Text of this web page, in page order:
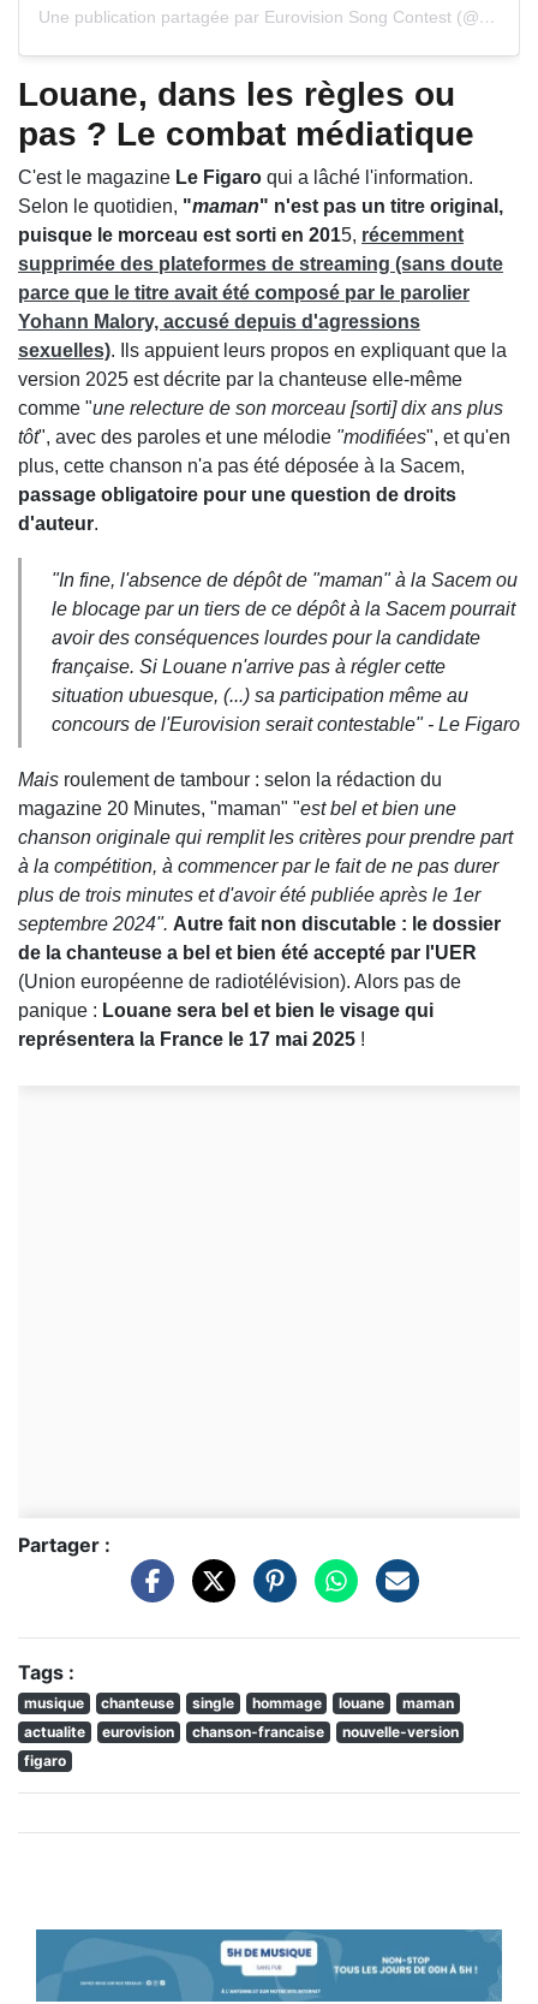
Une publication partagée par Eurovision Song Contest (@eurovision)
Louane, dans les règles ou
pas ? Le combat médiatique
C'est le magazine Le Figaro qui a lâché l'information.
Selon le quotidien, "maman" n'est pas un titre original,
puisque le morceau est sorti en 2015, récemment
supprimée des plateformes de streaming (sans doute
parce que le titre avait été composé par le parolier
Yohann Malory, accusé depuis d'agressions
sexuelles). Ils appuient leurs propos en expliquant que la
version 2025 est décrite par la chanteuse elle-même
comme "une relecture de son morceau [sorti] dix ans plus
tôt", avec des paroles et une mélodie "modifiées", et qu'en
plus, cette chanson n'a pas été déposée à la Sacem,
passage obligatoire pour une question de droits
d'auteur.
"In fine, l'absence de dépôt de "maman" à la Sacem ou
le blocage par un tiers de ce dépôt à la Sacem pourrait
avoir des conséquences lourdes pour la candidate
française. Si Louane n'arrive pas à régler cette
situation ubuesque, (...) sa participation même au
concours de l'Eurovision serait contestable" - Le Figaro
Mais roulement de tambour : selon la rédaction du
magazine 20 Minutes, "maman" "est bel et bien une
chanson originale qui remplit les critères pour prendre part
à la compétition, à commencer par le fait de ne pas durer
plus de trois minutes et d'avoir été publiée après le 1er
septembre 2024". Autre fait non discutable : le dossier
de la chanteuse a bel et bien été accepté par l'UER
(Union européenne de radiotélévision). Alors pas de
panique : Louane sera bel et bien le visage qui
représentera la France le 17 mai 2025 !
Partager :
Tags :
musique chanteuse single hommage louane
maman
actualite
eurovision chanson-francaise
nouvelle-version
figaro